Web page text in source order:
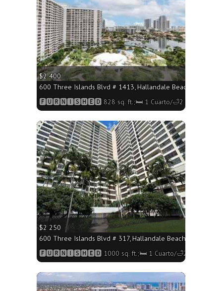
$2 400
600 Three Islands Blvd # 1413, Hallandale Beach FL
🅵🆄🆁🅽🅸🆂🅷🅴🅳 828 sq. ft.;🛏 1 Cuarto/🛁2 Baños
$2 250
600 Three Islands Blvd # 317, Hallandale Beach FL 33009
🅵🆄🆁🅽🅸🆂🅷🅴🅳 1000 sq. ft.;🛏 1 Cuarto/🛁2 Baños
More
More